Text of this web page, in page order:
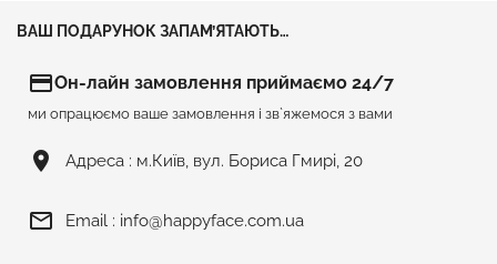
ВАШ ПОДАРУНОК ЗАПАМ’ЯТАЮТЬ…
credit_cardОн-лайн замовлення приймаємо 24/7
ми опрацюємо ваше замовлення і зв`яжемося з вами
room Адреса : м.Київ, вул. Бориса Гмирі, 20
mail_outline Email : info@happyface.com.ua